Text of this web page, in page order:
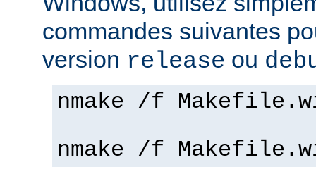
commandes suivantes
version release ou
nmake /f
nmake /f